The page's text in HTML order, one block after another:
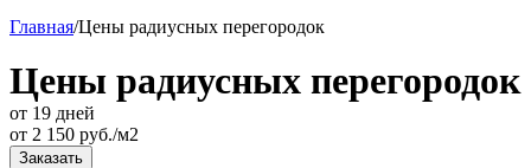
Главная/Цены радиусных перегородок
Цены радиусных перегородок
от 19 дней
от 2 150 руб./м2
Заказать